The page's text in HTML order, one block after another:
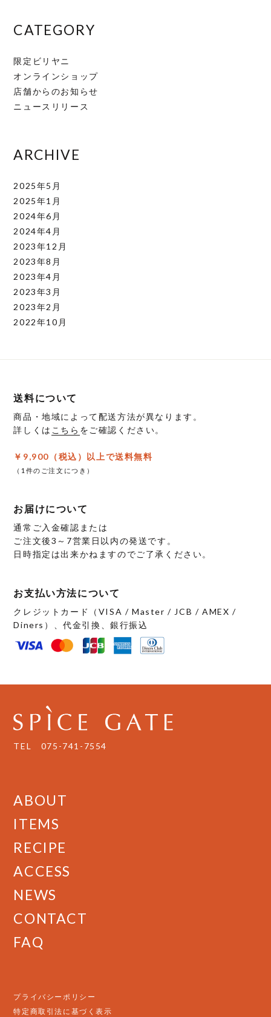
CATEGORY
限定ビリヤニ
オンラインショップ
店舗からのお知らせ
ニュースリリース
ARCHIVE
2025年5月
2025年1月
2024年6月
2024年4月
2023年12月
2023年8月
2023年4月
2023年3月
2023年2月
2022年10月
送料について
商品・地域によって配送方法が異なります。
詳しくは こちら をご確認ください。
￥9,900（税込）以上で送料無料
（1件のご注文につき）
お届けについて
通常ご入金確認または
ご注文後3～7営業日以内の発送です。
日時指定は出来かねますのでご了承ください。
お支払い方法について
クレジットカード（VISA / Master / JCB / AMEX /
Diners）、代金引換、銀行振込
TEL 075-741-7554
ABOUT
ITEMS
RECIPE
ACCESS
NEWS
CONTACT
FAQ
プライバシーポリシー
特定商取引法に基づく表示